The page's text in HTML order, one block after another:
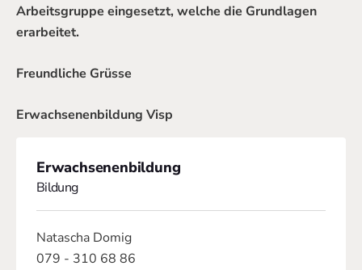
Arbeitsgruppe eingesetzt, welche die Grundlagen
erarbeitet.
Freundliche Grüsse
Erwachsenenbildung Visp
Erwachsenenbildung
Bildung
Natascha Domig
079 - 310 68 86